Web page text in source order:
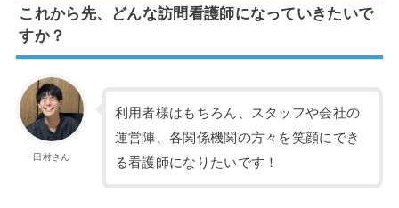
これから先、どんな訪問看護師になっていきたいで
すか？
田村さん
利用者様はもちろん、スタッフや会社の
運営陣、各関係機関の方々を笑顔にでき
る看護師になりたいです！